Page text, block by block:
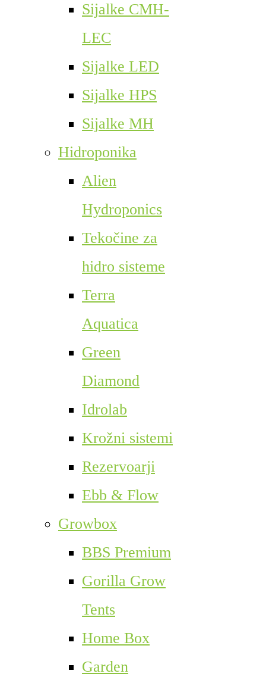
Sijalke CMH-
LEC
Sijalke LED
Sijalke HPS
Sijalke MH
Hidroponika
Alien
Hydroponics
Tekočine za
hidro sisteme
Terra
Aquatica
Green
Diamond
Idrolab
Krožni sistemi
Rezervoarji
Ebb & Flow
Growbox
BBS Premium
Gorilla Grow
Tents
Home Box
Garden